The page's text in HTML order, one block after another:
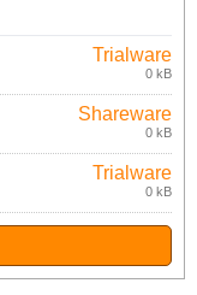
Trialware
0 kB
Shareware
0 kB
Trialware
0 kB